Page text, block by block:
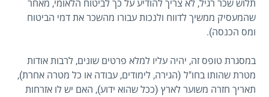
תלוש שכר רגיל, לא צריך להודיע על כך לביטוח הלאומי, מאחר
שהמעסיק ממשיך לדווח ולנכות עבורו מהשכר את דמי הביטוח
ומס הכנסה).
במסגרת טופס זה, יהיה עליו למלא פרטים שונים, לרבות אודות
מטרת שהותו בחו"ל (הגירה, לימודים, עבודה או כל מטרה אחרת),
תאריך חזרה משוער לארץ (ככל שהוא ידוע), האם יש לו אזרחות